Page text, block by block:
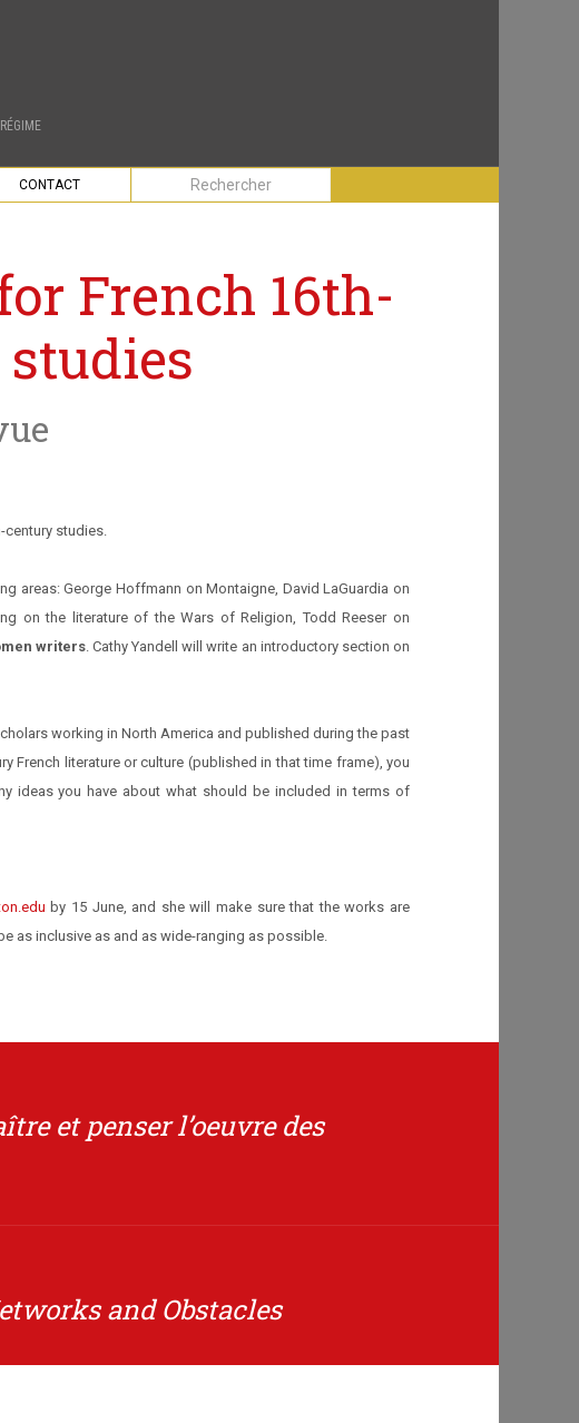
CONTACT
French 16th-
century studies.
areas: George Hoffmann on Montaigne, David LaGuardia on
on the literature of the Wars of Religion, Todd Reeser on
writers. Cathy Yandell will write an introductory section on
working in North America and published during the past
French literature or culture (published in that time frame), you
ideas you have about what should be included in terms of
by 15 June, and she will make sure that the works are
as inclusive as and as wide-ranging as possible.
et penser l’oeuvre des
and Obstacles